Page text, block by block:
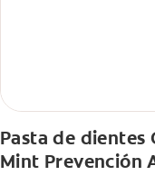
Pasta de dientes
Mint Prevención